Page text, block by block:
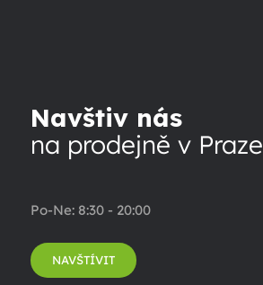
Navštiv nás
na prodejně v Praze
Po-Ne: 8:30 - 20:00
NAVŠTÍVIT